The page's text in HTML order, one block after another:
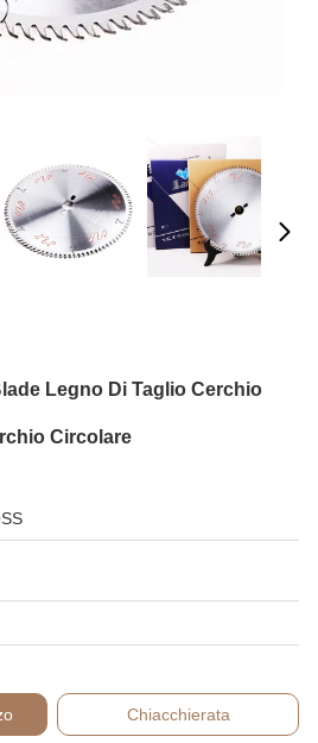
Legno Di Taglio Cerchio
Circolare
Chiacchierata